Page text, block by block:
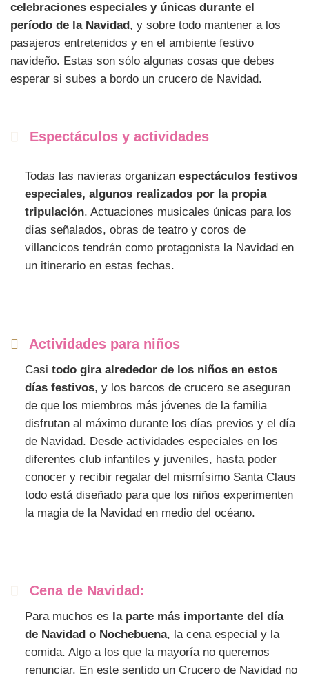
celebraciones especiales y únicas durante el
período de la Navidad, y sobre todo mantener a los
pasajeros entretenidos y en el ambiente festivo
navideño. Estas son sólo algunas cosas que debes
esperar si subes a bordo un crucero de Navidad.
Espectáculos y actividades
Todas las navieras organizan espectáculos festivos
especiales, algunos realizados por la propia
tripulación. Actuaciones musicales únicas para los
días señalados, obras de teatro y coros de
villancicos tendrán como protagonista la Navidad en
un itinerario en estas fechas.
Actividades para niños
Casi todo gira alrededor de los niños en estos
días festivos, y los barcos de crucero se aseguran
de que los miembros más jóvenes de la familia
disfrutan al máximo durante los días previos y el día
de Navidad. Desde actividades especiales en los
diferentes club infantiles y juveniles, hasta poder
conocer y recibir regalar del mismísimo Santa Claus
todo está diseñado para que los niños experimenten
la magia de la Navidad en medio del océano.
Cena de Navidad:
Para muchos es la parte más importante del día
de Navidad o Nochebuena, la cena especial y la
comida. Algo a los que la mayoría no queremos
renunciar. En este sentido un Crucero de Navidad no